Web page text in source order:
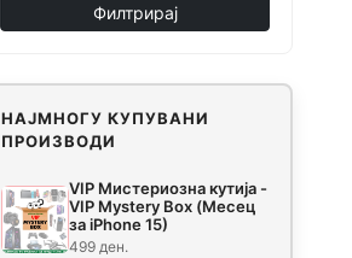
Филтрирај
НАЈМНОГУ КУПУВАНИ
ПРОИЗВОДИ
VIP Мистериозна кутија -
VIP Mystery Box (Месец
за iPhone 15)
499 ден.